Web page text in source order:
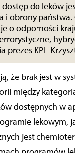
dostęp do leków
i obrony państwa.
o odporności
prezes KPL
że brak jest w
między
dostępnych w
lekowym,
jest